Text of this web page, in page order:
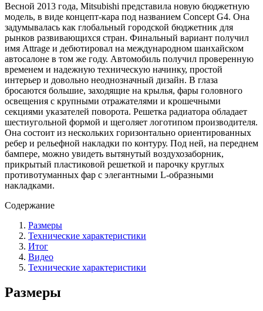
Весной 2013 года, Mitsubishi представила новую бюджетную
модель, в виде концепт-кара под названием Concept G4. Она
задумывалась как глобальный городской бюджетник для
рынков развивающихся стран. Финальный вариант получил
имя Attrage и дебютировал на международном шанхайском
автосалоне в том же году. Автомобиль получил проверенную
временем и надежную техническую начинку, простой
интерьер и довольно неоднозначный дизайн. В глаза
бросаются большие, заходящие на крылья, фары головного
освещения с крупными отражателями и крошечными
секциями указателей поворота. Решетка радиатора обладает
шестиугольной формой и щеголяет логотипом производителя.
Она состоит из нескольких горизонтально ориентированных
ребер и рельефной накладки по контуру. Под ней, на переднем
бампере, можно увидеть вытянутый воздухозаборник,
прикрытый пластиковой решеткой и парочку круглых
противотуманных фар с элегантными L-образными
накладками.
Содержание
Размеры
Технические характеристики
Итог
Видео
Технические характеристики
Размеры